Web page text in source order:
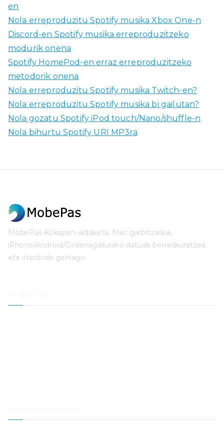
en
Nola erreproduzitu Spotify musika Xbox One-n
Discord-en Spotify musika erreproduzitzeko
modurik onena
Spotify HomePod-en erraz erreproduzitzeko
metodorik onena
Nola erreproduzitu Spotify musika Twitch-en?
Nola erreproduzitu Spotify musika bi gailutan?
Nola gozatu Spotify iPod touch/Nano/shuffle-n
Nola bihurtu Spotify URI MP3ra
MobePas Kokapen-aldaketa, Mac garbitzailea,
iPhone/Android/Ordenagailurako datuak berreskuratzea
eta irtenbide gehiago.